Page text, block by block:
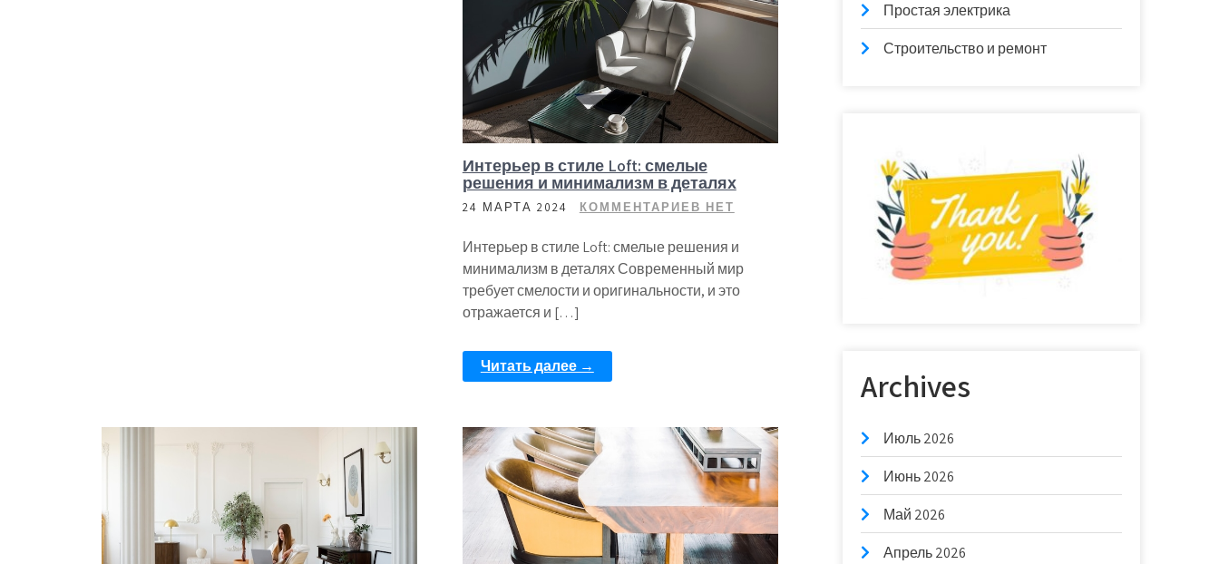
Интерьер в стиле Loft: смелые
решения и минимализм в деталях
24 МАРТА 2024 КОММЕНТАРИЕВ НЕТ
Интерьер в стиле Loft: смелые решения и
минимализм в деталях Современный мир
требует смелости и оригинальности, и это
отражается и […]
Читать далее →
Простая электрика
Строительство и ремонт
Archives
Июль 2026
Июнь 2026
Май 2026
Апрель 2026